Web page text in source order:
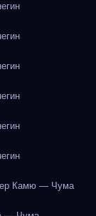
Камю — Чума